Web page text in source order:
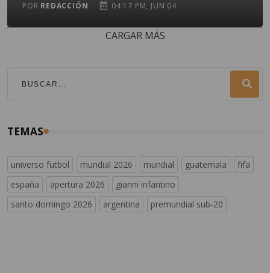
POR REDACCIÓN 04:17 PM, JUN 04
CARGAR MÁS
TEMAS
universo futbol mundial 2026 mundial guatemala
fifa
españa
apertura 2026
gianni infantino
santo domingo 2026
argentina premundial sub-20